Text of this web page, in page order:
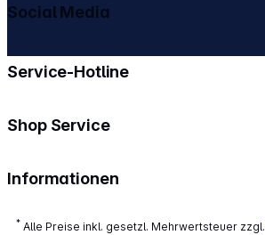
Service-Hotline
Shop Service
Informationen
Social Media
* Alle Preise inkl. gesetzl. Mehrwertsteuer zzgl.